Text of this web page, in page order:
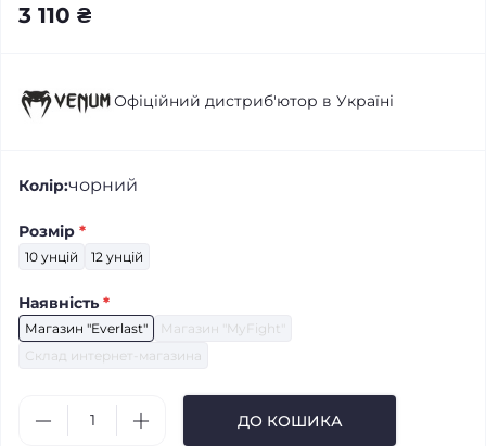
3 110 ₴
Офіційний дистриб'ютор в Україні
Колір:чорний
Розмір *
10 унцій 12 унцій
Наявність *
Магазин "Everlast"
Магазин "MyFight"
Склад интернет-магазина
ДО КОШИКА